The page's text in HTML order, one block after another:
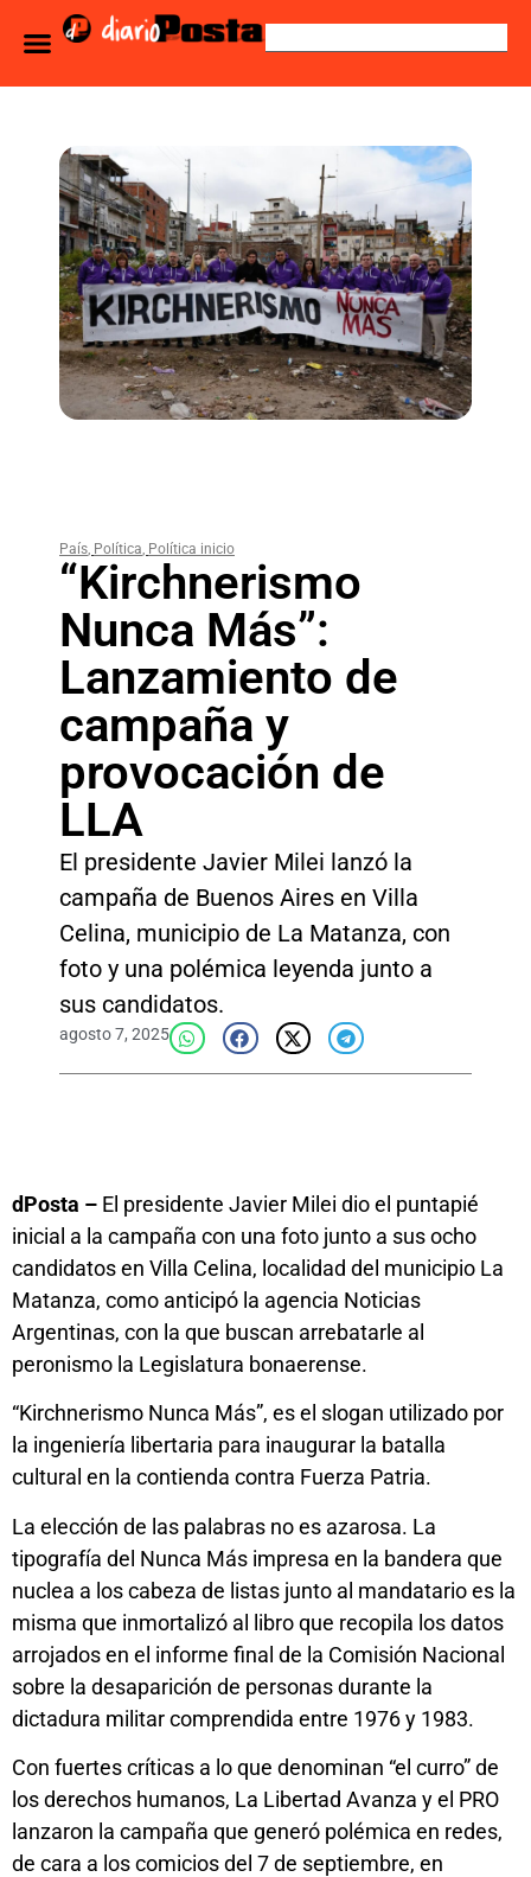
País, Política, Política inicio
“Kirchnerismo
Nunca Más”:
Lanzamiento de
campaña y
provocación de
LLA
El presidente Javier Milei lanzó la
campaña de Buenos Aires en Villa
Celina, municipio de La Matanza, con
foto y una polémica leyenda junto a
sus candidatos.
agosto 7, 2025
dPosta – El presidente Javier Milei dio el puntapié
inicial a la campaña con una foto junto a sus ocho
candidatos en Villa Celina, localidad del municipio La
Matanza, como anticipó la agencia Noticias
Argentinas, con la que buscan arrebatarle al
peronismo la Legislatura bonaerense.
“Kirchnerismo Nunca Más”, es el slogan utilizado por
la ingeniería libertaria para inaugurar la batalla
cultural en la contienda contra Fuerza Patria.
La elección de las palabras no es azarosa. La
tipografía del Nunca Más impresa en la bandera que
nuclea a los cabeza de listas junto al mandatario es la
misma que inmortalizó al libro que recopila los datos
arrojados en el informe final de la Comisión Nacional
sobre la desaparición de personas durante la
dictadura militar comprendida entre 1976 y 1983.
Con fuertes críticas a lo que denominan “el curro” de
los derechos humanos, La Libertad Avanza y el PRO
lanzaron la campaña que generó polémica en redes,
de cara a los comicios del 7 de septiembre, en